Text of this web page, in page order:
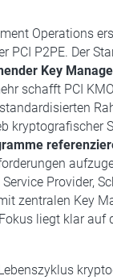
Operations
PCI P2PE. Der
Key
schafft PCI
kryptografischer
Provider,
zentralen Key
liegt klar auf